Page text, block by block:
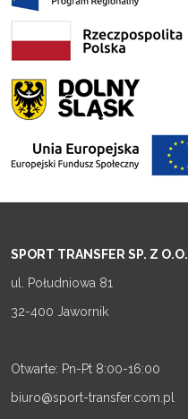
SPORT TRANSFER SP. Z O.O.
ul. Południowa 81
32-400 Jawornik
Otwarte: Pn-Pt 8:00-16:00
biuro@sport-transfer.com.pl